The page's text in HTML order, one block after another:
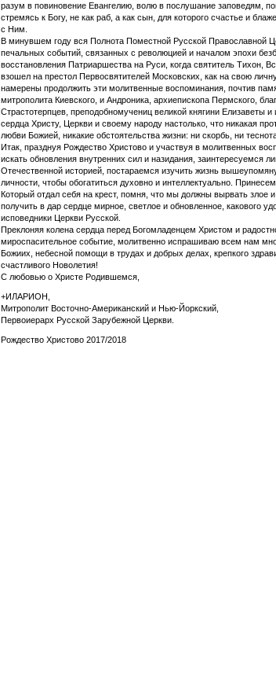
разум в повиновение Евангелию, волю в послушание заповедям,
стремясь к Богу, не как раб, а как сын, для которого счастье и
с Ним.
В минувшем году вся Полнота Поместной Русской Православной
печальных событий, связанных с революцией и началом эпохи
восстановления Патриаршества на Руси, когда святитель Тихон,
взошел на престол Первосвятителей Московских, как на свою
намерены продолжить эти молитвенные воспоминания, почтив
митрополита Киевского, и Андроника, архиепископа Пермского,
Страстотерпцев, преподобномучениц великой княгини Елизаветы
сердца Христу, Церкви и своему народу настолько, что никакая
любви Божией, никакие обстоятельства жизни: ни скорбь, ни
Итак, празднуя Рождество Христово и участвуя в молитвенных
искать обновления внутренних сил и назидания, заинтересуемся
Отечественной историей, постараемся изучить жизнь
личности, чтобы обогатиться духовно и интеллектуально.
Который отдал себя на крест, помня, что мы должны вырвать злое
получить в дар сердце мирное, светлое и обновленное, какового
исповедники Церкви Русской.
Преклоняя колена сердца перед Богомладенцем Христом и
мироспасительное событие, молитвенно испрашиваю всем нам
Божиих, небесной помощи в трудах и добрых делах, крепкого
счастливого Новолетия!
С любовью о Христе Родившемся,
+ИЛАРИОН,
Митрополит Восточно-Американский и Нью-Йоркский,
Первоиерарх Русской Зарубежной Церкви.
Рождество Христово 2017/2018